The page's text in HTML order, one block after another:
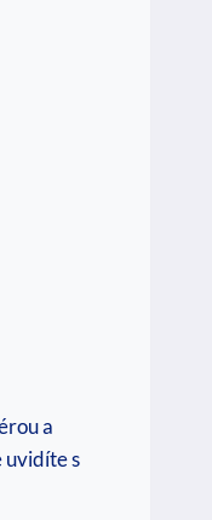
a
uvidíte s